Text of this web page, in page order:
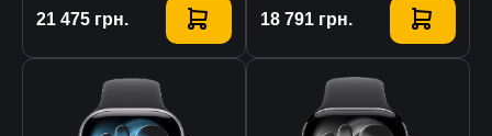
21 475 грн.
Купити 18 791 грн.
Купити